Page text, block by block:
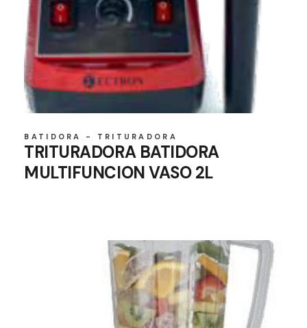
BATIDORA - TRITURADORA
TRITURADORA BATIDORA
MULTIFUNCION VASO 2L